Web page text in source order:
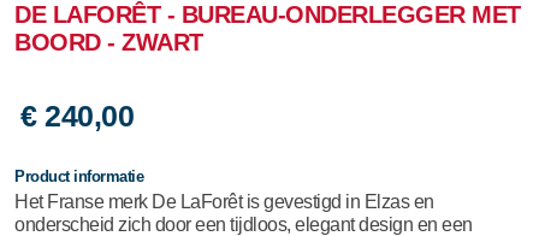
DE LAFORÊT - BUREAU-ONDERLEGGER MET
BOORD - ZWART
€ 240,00
Product informatie
Het Franse merk De LaForêt is gevestigd in Elzas en
onderscheid zich door een tijdloos, elegant design en een